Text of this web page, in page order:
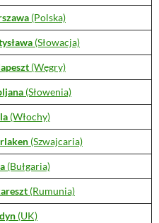
(Polska)
(Słowacja)
(Węgry)
(Słowenia)
(Włochy)
(Szwajcaria)
(Bułgaria)
(Rumunia)
(UK)